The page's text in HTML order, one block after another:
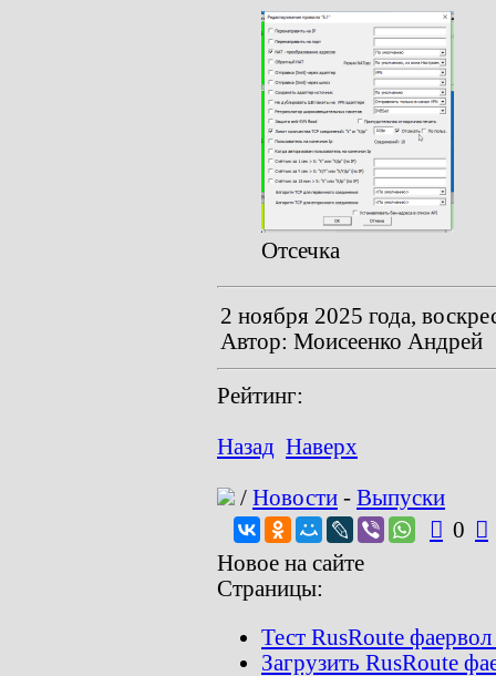
Отсечка
2 ноября 2025 года,
Автор: Моисеенко Андрей
Рейтинг:
Назад Наверх
/ Новости - Выпуски
 0 
Новое на сайте
Страницы:
Тест RusRoute
Загрузить RusRoute